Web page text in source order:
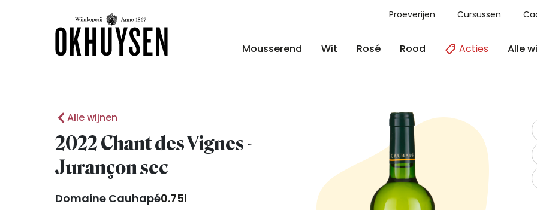
Proeverijen Cursussen
Mousserend Wit Rosé Rood Acties Alle
Alle wijnen
2022 Chant des Vignes -
Jurançon sec
Domaine Cauhapé0.75l